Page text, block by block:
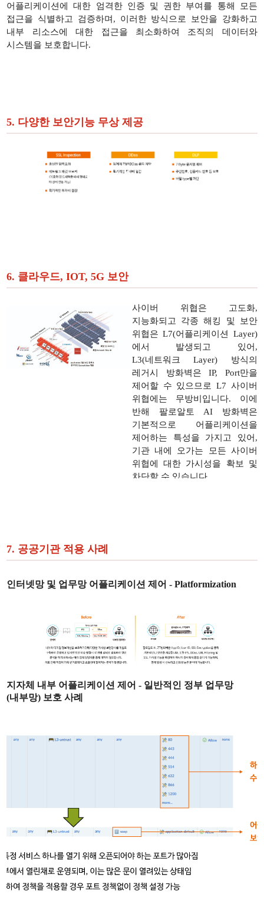
어플리케이션에 대한 엄격한 인증 및 권한 부여를 통해 모든
접근을 식별하고 검증하며, 이러한 방식으로 보안을 강화하고
내부 리소스에 대한 접근을 최소화하여 조직의 데이터와
시스템을 보호합니다.
5. 다양한 보안기능 무상 제공
6. 클라우드, IOT, 5G 보안
사이버 위협은 고도화,
지능화되고 각종 해킹 및 보안
위협은 L7(어플리케이션 Layer)
에서 발생되고 있어,
L3(네트워크 Layer) 방식의
레거시 방화벽은 IP, Port만을
제어할 수 있으므로 L7 사이버
위협에는 무방비입니다. 이에
반해 팔로알토 AI 방화벽은
기본적으로 어플리케이션을
제어하는 특성을 가지고 있어,
기관 내에 오가는 모든 사이버
위협에 대한 가시성을 확보 및
차단할 수 있습니다
7. 공공기관 적용 사례
인터넷망 및 업무망 어플리케이션 제어 - Platformization
지자체 내부 어플리케이션 제어 - 일반적인 정부 업무망
(내부망) 보호 사례